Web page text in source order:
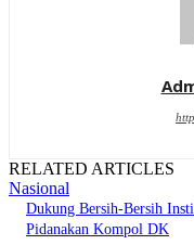
RELATED ARTICLES
Nasional
Dukung Bersih-Bersih
Pidanakan Kompol DK